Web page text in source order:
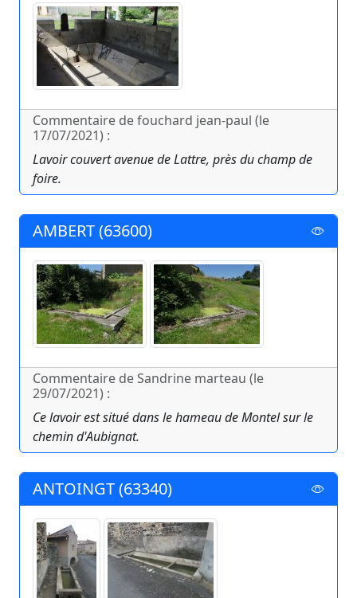
Commentaire de fouchard jean-paul (le
17/07/2021) :
Lavoir couvert avenue de Lattre, près du champ de
foire.
AMBERT (63600)
Commentaire de Sandrine marteau (le
29/07/2021) :
Ce lavoir est situé dans le hameau de Montel sur le
chemin d'Aubignat.
ANTOINGT (63340)